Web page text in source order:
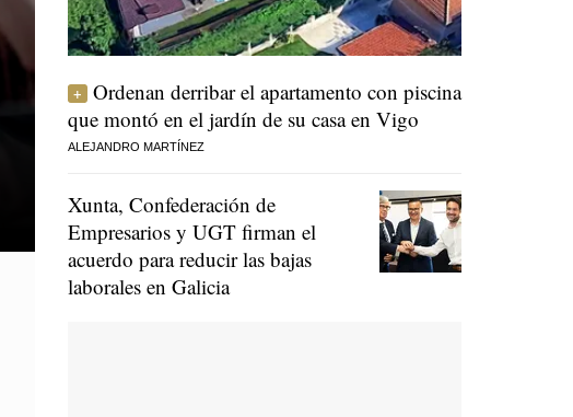
Ordenan derribar el apartamento con piscina
que montó en el jardín de su casa en Vigo
ALEJANDRO MARTÍNEZ
Xunta, Confederación de
Empresarios y UGT firman el
acuerdo para reducir las bajas
laborales en Galicia